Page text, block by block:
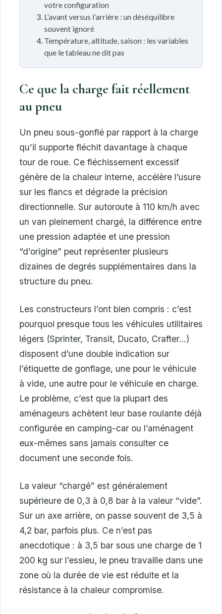
votre configuration
L’avant versus l’arrière : un déséquilibre
souvent ignoré
Température, altitude, saison : les variables
que le tableau ne dit pas
Ce que la charge fait réellement
au pneu
Un pneu sous-gonflé par rapport à la charge
qu’il supporte fléchit davantage à chaque
tour de roue. Ce fléchissement excessif
génère de la chaleur interne, accélère l’usure
sur les flancs et dégrade la précision
directionnelle. Sur autoroute à 110 km/h avec
un van pleinement chargé, la différence entre
une pression adaptée et une pression
“d’origine” peut représenter plusieurs
dizaines de degrés supplémentaires dans la
structure du pneu.
Les constructeurs l’ont bien compris : c’est
pourquoi presque tous les véhicules utilitaires
légers (Sprinter, Transit, Ducato, Crafter…)
disposent d’une double indication sur
l’étiquette de gonflage, une pour le véhicule
à vide, une autre pour le véhicule en charge.
Le problème, c’est que la plupart des
aménageurs achètent leur base roulante déjà
configurée en camping-car ou l’aménagent
eux-mêmes sans jamais consulter ce
document une seconde fois.
La valeur “chargé” est généralement
supérieure de 0,3 à 0,8 bar à la valeur “vide”.
Sur un axe arrière, on passe souvent de 3,5 à
4,2 bar, parfois plus. Ce n’est pas
anecdotique : à 3,5 bar sous une charge de 1
200 kg sur l’essieu, le pneu travaille dans une
zone où la durée de vie est réduite et la
résistance à la chaleur compromise.